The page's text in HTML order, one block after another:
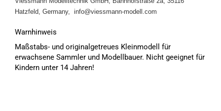
Hatzfeld, Germany, info@viessmann-modell.com
Warnhinweis
Maßstabs- und originalgetreues Kleinmodell für
erwachsene Sammler und Modellbauer. Nicht geeignet für
Kindern unter 14 Jahren!